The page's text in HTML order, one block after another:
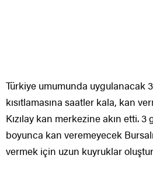
Türkiye umumunda uygulanacak
kısıtlamasına saatler kala, kan
Kızılay kan merkezine akın etti. 3
boyunca kan veremeyecek
vermek için uzun kuyruklar